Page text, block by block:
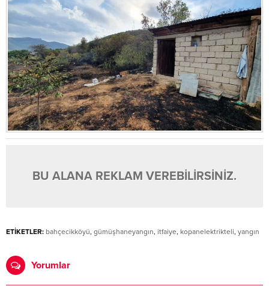
BU ALANA REKLAM VEREBİLİRSİNİZ.
ETİKETLER: bahçecikköyü, gümüşhaneyangın, itfaiye, kopanelektrikteli, yangın
Yorumlar